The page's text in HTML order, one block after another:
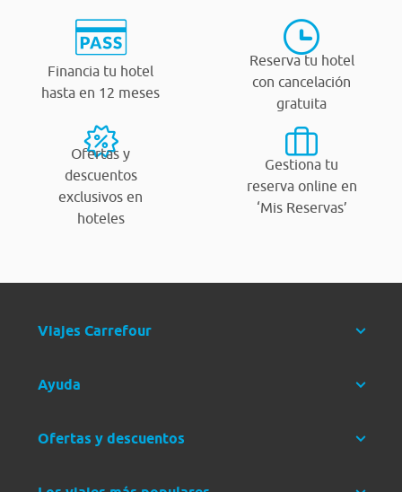
Financia tu hotel
hasta en 12 meses
Reserva tu hotel
con cancelación
gratuita
Ofertas y
descuentos
exclusivos en
hoteles
Gestiona tu
reserva online en
‘Mis Reservas’
Viajes Carrefour
Ayuda
Ofertas y descuentos